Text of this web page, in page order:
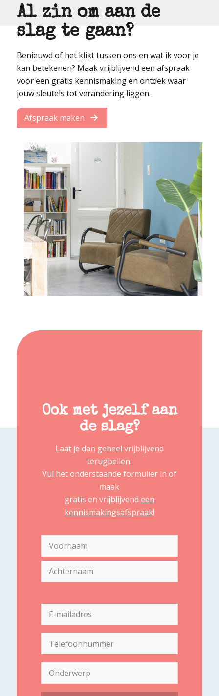
Al zin om aan de
slag te gaan?
Benieuwd of het klikt tussen ons en wat ik voor je
kan betekenen? Maak vrijblijvend een afspraak
voor een gratis kennismaking en ontdek waar
jouw sleutels tot verandering liggen.
Afspraak maken
Ook met jezelf aan
de slag?
Laat je dan geheel vrijblijvend
terugbellen.
Vul het onderstaande formulier in of
maak
gratis en vrijblijvend een
kennismakingsafspraak!
Naam
(Vereist)
(Vereist)
Telefoon
Onderwerp